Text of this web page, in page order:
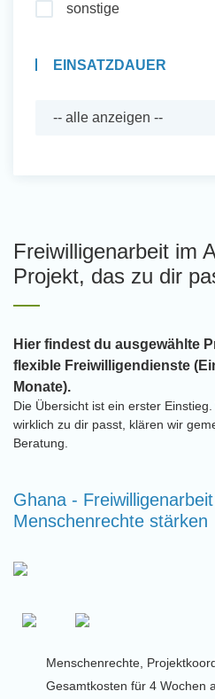
sonstige
EINSATZDAUER
Freiwilligenarbeit im
Projekt, das zu dir
Hier findest du ausgewählte
flexible Freiwilligendienste
Monate).
Die Übersicht ist ein erster
wirklich zu dir passt, klären wir
Beratung.
Ghana -
Menschenrechte stärken
Menschenrechte,
Gesamtkosten für 4 Wochen